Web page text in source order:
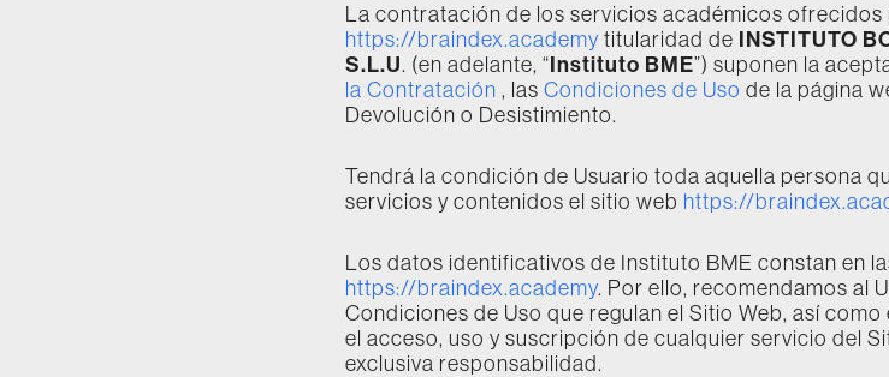
La contratación de los servicios académicos ofrecidos
https://braindex.academy titularidad de INSTITUTO
S.L.U. (en adelante, “Instituto BME”) suponen la
la Contratación , las Condiciones de Uso de la página
Devolución o Desistimiento.
Tendrá la condición de Usuario toda aquella persona
servicios y contenidos el sitio web https://
Los datos identificativos de Instituto BME constan en
https://braindex.academy. Por ello, recomendamos al
Condiciones de Uso que regulan el Sitio Web, así
el acceso, uso y suscripción de cualquier servicio del
exclusiva responsabilidad.